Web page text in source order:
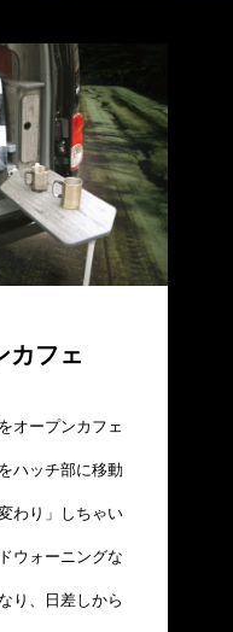
カフェ
オープンカフェ
ハッチ部に移動
わり」しちゃい
ウォーニングな
り、日差しから